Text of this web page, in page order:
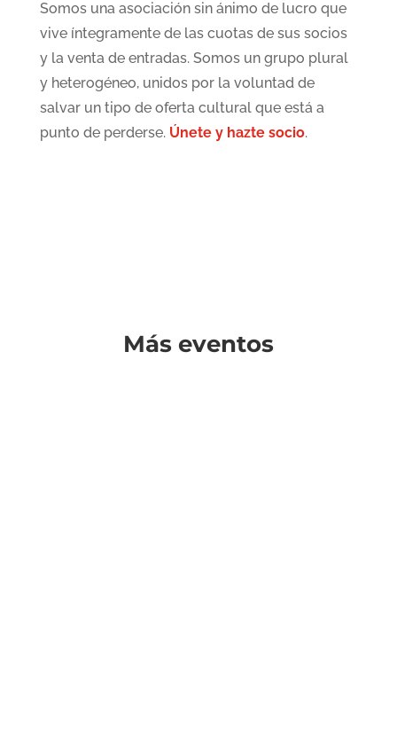
Somos una asociación sin ánimo de lucro que
vive íntegramente de las cuotas de sus socios
y la venta de entradas. Somos un grupo plural
y heterogéneo, unidos por la voluntad de
salvar un tipo de oferta cultural que está a
punto de perderse. Únete y hazte socio.
Más eventos